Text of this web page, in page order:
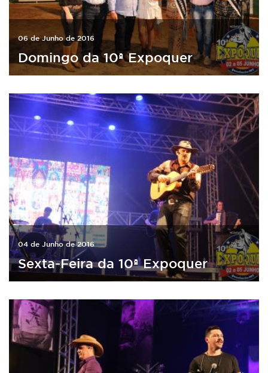
06 de Junho de 2016
Domingo da 10ª Expoquer
04 de Junho de 2016
Sexta-Feira da 10ª Expoquer